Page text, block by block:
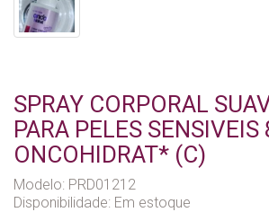
SPRAY CORPORAL
PARA PELES
ONCOHIDRAT* (C)
Modelo: PRD01212
Disponibilidade: Em estoque